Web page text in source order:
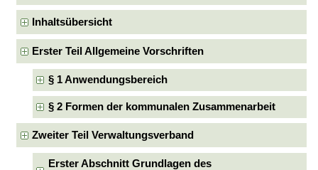
Inhaltsübersicht
Erster Teil Allgemeine Vorschriften
§ 1 Anwendungsbereich
§ 2 Formen der kommunalen Zusammenarbeit
Zweiter Teil Verwaltungsverband
Erster Abschnitt Grundlagen des